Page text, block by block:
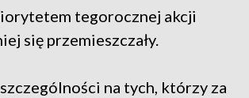
tegorocznej akcji
się przemieszczały.
na tych, którzy za